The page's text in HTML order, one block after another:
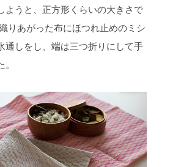
ようと、正方形くらいの大きさで
りあがった布にほつれ止めのミシ
通しをし、端は三つ折りにして手